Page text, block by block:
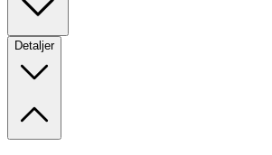
Detaljer